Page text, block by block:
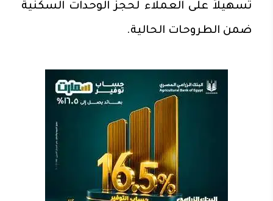
تسهيلاً على العملاء لحجز الوحدات السكنية
ضمن الطروحات الحالية.